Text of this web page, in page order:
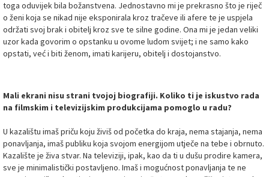
toga oduvijek bila božanstvena. Jednostavno mi je prekrasno što je riječ
o ženi koja se nikad nije eksponirala kroz tračeve ili afere te je uspjela
održati svoj brak i obitelj kroz sve te silne godine. Ona mi je jedan veliki
uzor kada govorim o opstanku u ovome ludom svijet; i ne samo kako
opstati, već i biti ženom, imati karijeru, obitelj i dostojanstvo.
Mali ekrani nisu strani tvojoj biografiji. Koliko ti je iskustvo rada
na filmskim i televizijskim produkcijama pomoglo u radu?
U kazalištu imaš priču koju živiš od početka do kraja, nema stajanja, nema
ponavljanja, imaš publiku koja svojom energijom utječe na tebe i obrnuto.
Kazalište je živa stvar. Na televiziji, ipak, kao da ti u dušu prodire kamera,
sve je minimalistički postavljeno. Imaš i mogućnost ponavljanja te ne